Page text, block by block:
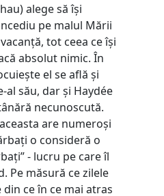
alege să își
pe malul Mării
tot ceea ce își
absolut nimic. În
el se află și
al său, dar și Haydée
necunoscută.
are numeroși
o consideră o
- lucru pe care îl
Pe măsură ce zilele
ce în ce mai atras